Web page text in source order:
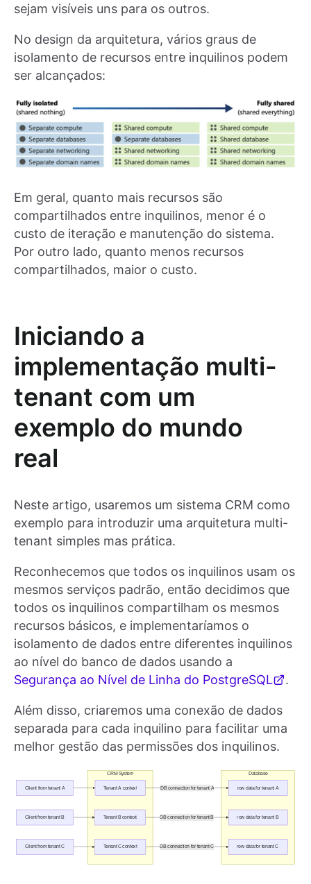
sejam visíveis uns para os outros.
No design da arquitetura, vários graus de
isolamento de recursos entre inquilinos podem
ser alcançados:
Em geral, quanto mais recursos são
compartilhados entre inquilinos, menor é o
custo de iteração e manutenção do sistema.
Por outro lado, quanto menos recursos
compartilhados, maior o custo.
Iniciando a
implementação multi-
tenant com um
exemplo do mundo
real
Neste artigo, usaremos um sistema CRM como
exemplo para introduzir uma arquitetura multi-
tenant simples mas prática.
Reconhecemos que todos os inquilinos usam os
mesmos serviços padrão, então decidimos que
todos os inquilinos compartilham os mesmos
recursos básicos, e implementaríamos o
isolamento de dados entre diferentes inquilinos
ao nível do banco de dados usando a
Segurança ao Nível de Linha do PostgreSQL
.
Além disso, criaremos uma conexão de dados
separada para cada inquilino para facilitar uma
melhor gestão das permissões dos inquilinos.